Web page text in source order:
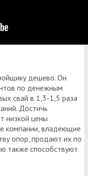
дешево. Он
по денежным
свай в 1,3-1,5 раза
Достичь
низкой цены
компании, владеющие
опор, продают их по
также способствуют